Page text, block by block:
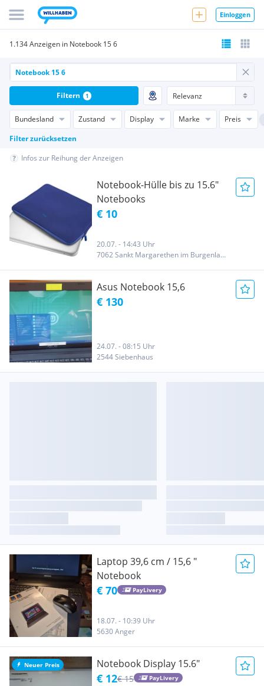
Einloggen
1.134 Anzeigen in Notebook 15 6
Bundesland Zustand Display Marke
Preis
Filter zurücksetzen
Filtern 1
Infos zur Reihung der Anzeigen
Notebook-Hülle bis zu 15.6"
Notebooks
€ 10
20.07. - 14:43 Uhr
7062 Sankt Margarethen im Burgenland
Asus Notebook 15,6
€ 130
24.07. - 08:15 Uhr
2544 Siebenhaus
Laptop 39,6 cm / 15,6 "
Notebook
€ 70 PayLivery
18.07. - 10:39 Uhr
5630 Anger
Neuer Preis Notebook Display 15.6"
€ 12€ 15 PayLivery